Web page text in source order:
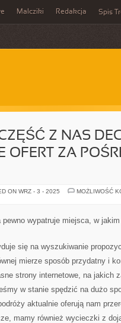
Malcziki Redakcja Spis
Z NAS
OFERT ZA
ON WRZ - 3 - 2025
MOŻLIWOŚĆ
wypatruje miejsca, w
się na wyszukiwanie
mierze sposób przydatny i
strony internetowe, na jakich
w stanie spędzić na dużo
aktualnie oferują nam
mamy również wycieczki z